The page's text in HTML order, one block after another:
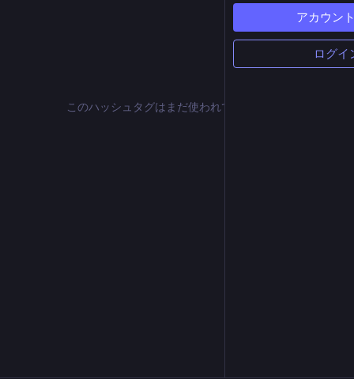
このハッシュタグはまだ使われていません。
アカウン
ログイ